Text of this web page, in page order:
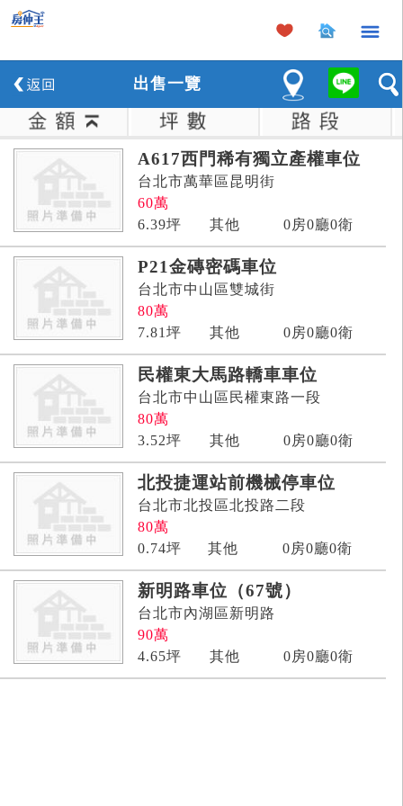
×
出售一覽
A617西門稀有獨立產權車位
台北市萬華區昆明街
60萬
6.39坪 其他 0房0廳0衛
P21金磚密碼車位
台北市中山區雙城街
80萬
7.81 坪 其他 0房0廳0衛
民權東大馬路轎車車位
台北市中山區民權東路一段
80萬
3.52坪 其他 0房0廳0衛
北投捷運站前機械停車位
台北市北投區北投路二段
80萬
0.74坪 其他 0房0廳0衛
新明路車位（67號）
台北市內湖區新明路
90萬
4.65坪 其他 0房0廳0衛